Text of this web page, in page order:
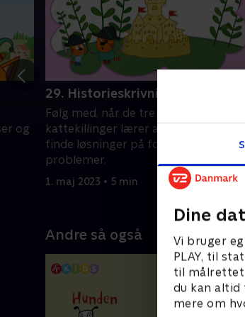
Dine
Vi bruger
PLAY, til
til målrettet
du kan altid
mere om
og
29. Historieskrivning
Følg med, når de tre små
kattekillinger lærer at vise følelser og
finde løsninger på forskellige
problemer.
1. maj 2023 • 5 min
Andre så også